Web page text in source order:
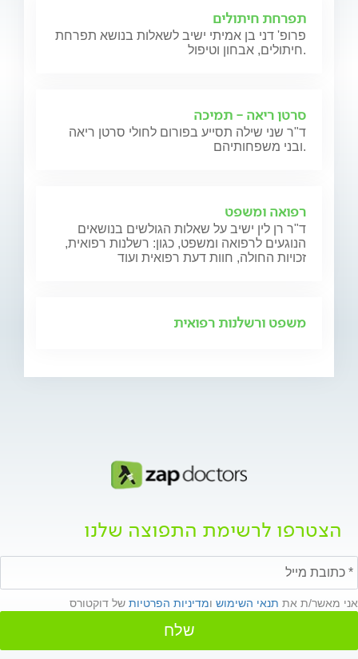
תפרחת חיתולים
פרופ' דני בן אמיתי ישיב לשאלות בנושא תפרחת
חיתולים, אבחון וטיפול.
סרטן ריאה - תמיכה
ד"ר שני שילה תסייע בפורום לחולי סרטן ריאה
ובני משפחותיהם.
רפואה ומשפט
ד"ר רן לין ישיב על שאלות הגולשים בנושאים
הנוגעים לרפואה ומשפט, כגון: רשלנות רפואית,
זכויות החולה, חוות דעת רפואית ועוד
משפט ורשלנות רפואית
הצטרפו לרשימת התפוצה שלנו
אני מאשר/ת את תנאי השימוש ומדיניות הפרטיות של דוקטורס
שלח